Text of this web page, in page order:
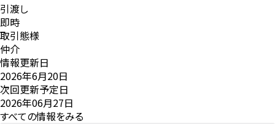
引渡し
即時
取引態様
仲介
情報更新日
2026年6月20日
次回更新予定日
2026年06月27日
すべての情報をみる